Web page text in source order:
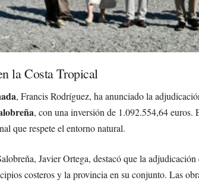
la Costa Tropical
, Francis Rodríguez, ha anunciado la
, con una inversión de 1.092.554,64 euros.
que respete el entorno natural.
Javier Ortega, destacó que la
costeros y la provincia en su conjunto. Las